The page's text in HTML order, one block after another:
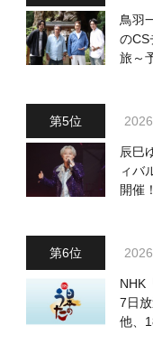
鳥羽
のCS
旅～
辰巳
ィバ
開催
NHK
7日
他、